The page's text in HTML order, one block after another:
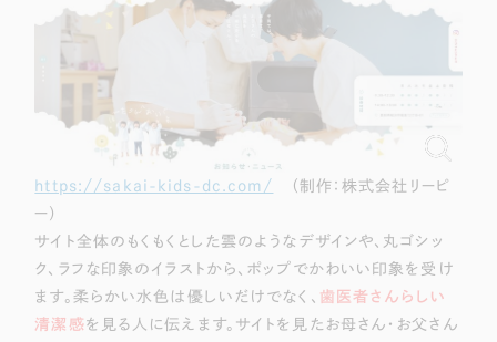
https://sakai-kids-dc.com/
（制作：株式会社リーピ
ー）
サイト全体のもくもくとした雲のようなデザインや、丸ゴシッ
ク、ラフな印象のイラストから、ポップでかわいい印象を受け
ます。柔らかい水色は優しいだけでなく、 歯医者さんらしい
清潔感を見る人に伝えます。サイトを見たお母さん・お父さん